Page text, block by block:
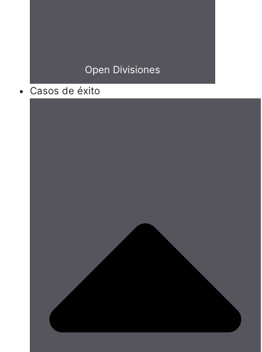
Open Divisiones
Casos de éxito